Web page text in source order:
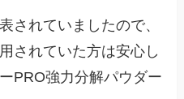
されていましたので、
されていた方は安心し
PRO強力分解パウダー